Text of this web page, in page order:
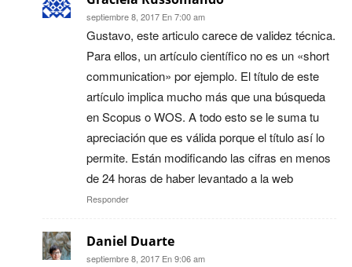
septiembre 8, 2017 En 7:00 am
Gustavo, este articulo carece de validez técnica.
Para ellos, un artículo científico no es un «short
communication» por ejemplo. El título de este
artículo implica mucho más que una búsqueda
en Scopus o WOS. A todo esto se le suma tu
apreciación que es válida porque el título así lo
permite. Están modificando las cifras en menos
de 24 horas de haber levantado a la web
Responder
Daniel Duarte
septiembre 8, 2017 En 9:06 am